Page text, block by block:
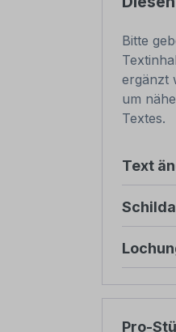
Bitte
ergänzt
um
Textes.
Text
Pro-